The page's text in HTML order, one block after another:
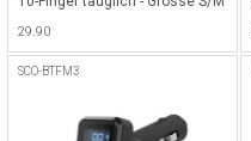
29.90
SCO-BTFM3